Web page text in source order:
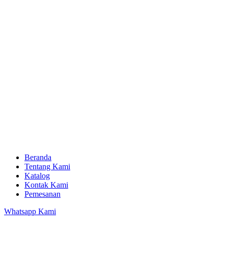
Beranda
Tentang Kami
Katalog
Kontak Kami
Pemesanan
Whatsapp Kami